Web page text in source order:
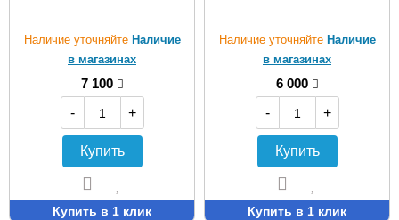
Наличие уточняйте Наличие
в магазинах
7 100
-
+
Купить
Купить в 1 клик
Наличие уточняйте Наличие
в магазинах
6 000
-
+
Купить
Купить в 1 клик